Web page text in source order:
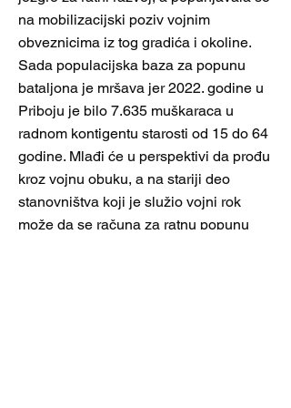
na mobilizacijski poziv vojnim
obveznicima iz tog gradića i okoline.
Sada populacijska baza za popunu
bataljona je mršava jer 2022. godine u
Priboju je bilo 7.635 muškaraca u
radnom kontigentu starosti od 15 do 64
godine. Mlađi će u perspektivi da prođu
kroz vojnu obuku, a na stariji deo
stanovništva koji je služio vojni rok
može da se računa za ratnu popunu